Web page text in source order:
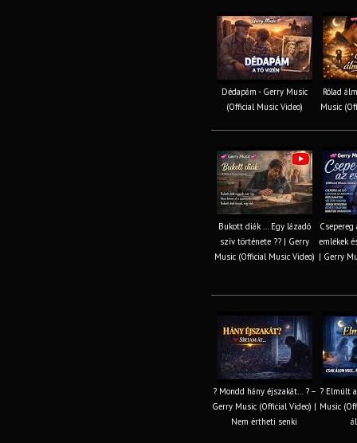
Dédapám - Gerry Music
(Official Music Video)
Rólad
Music
Bukott diák ... Egy lázadó
szív története ?? | Gerry
Music (Official Music Video)
Csepereg
emlékek
| Gerry
? Mondd hány éjszakát… ? –
Gerry Music (Official Video) |
Nem értheti senki
? Elmúlt
Music